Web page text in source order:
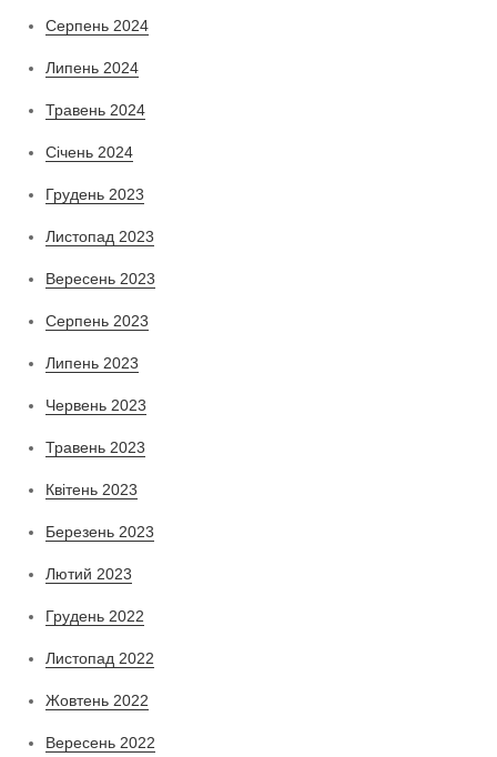
Серпень 2024
Липень 2024
Травень 2024
Січень 2024
Грудень 2023
Листопад 2023
Вересень 2023
Серпень 2023
Липень 2023
Червень 2023
Травень 2023
Квітень 2023
Березень 2023
Лютий 2023
Грудень 2022
Листопад 2022
Жовтень 2022
Вересень 2022